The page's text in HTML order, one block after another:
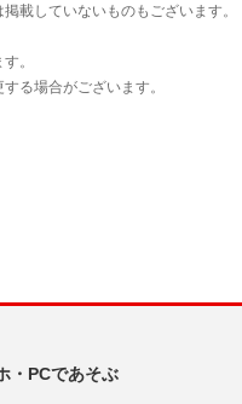
・PCであそぶ